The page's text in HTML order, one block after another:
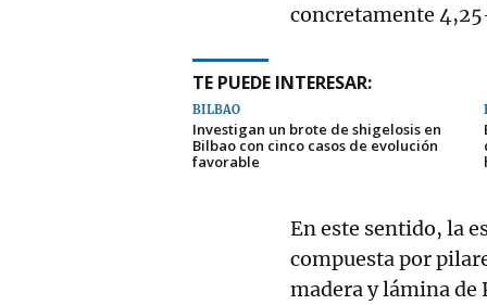
concretamente
TE PUEDE INTERESAR:
BILBAO
Investigan un brote de shigelosis en
Bilbao con cinco casos de evolución
favorable
En este sentido, la
compuesta por
madera y lámina de